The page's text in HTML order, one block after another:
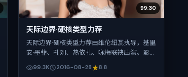
99:30
天际边界·硬核类型力荐
天际边界·硬核类型力荐由维伦纽瓦执导，基里
安·墨菲、孔刘、热依扎、咏梅联袂出演。影片
文化视角下的群像碰撞推进人物抉择与反转。
99.3K 2016-08-28 8.8